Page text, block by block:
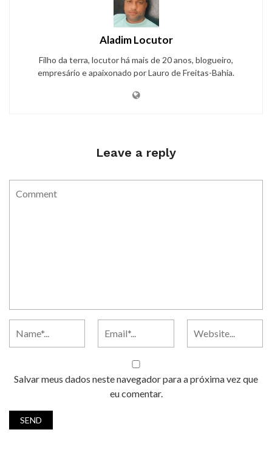
Aladim Locutor
Filho da terra, locutor há mais de 20 anos, blogueiro,
empresário e apaixonado por Lauro de Freitas-Bahia.
Leave a reply
Salvar meus dados neste navegador para a próxima vez que
eu comentar.